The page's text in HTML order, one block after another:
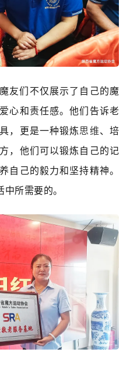
友们不仅展示了自己的魔
心和责任感。他们告诉老
，更是一种锻炼思维、培
，他们可以锻炼自己的记
自己的毅力和坚持精神。
所需要的。